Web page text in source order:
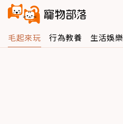
毛起來玩 行為教養 生活娛樂